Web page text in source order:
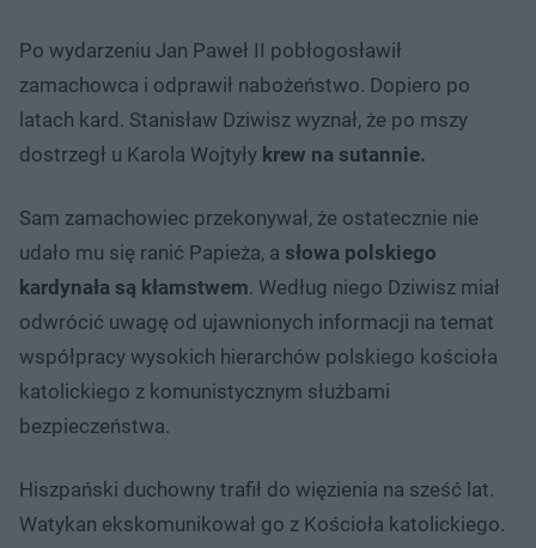
Po wydarzeniu Jan Paweł II pobłogosławił
zamachowca i odprawił nabożeństwo. Dopiero po
latach kard. Stanisław Dziwisz wyznał, że po mszy
dostrzegł u Karola Wojtyły krew na sutannie.
Sam zamachowiec przekonywał, że ostatecznie nie
udało mu się ranić Papieża, a słowa polskiego
kardynała są kłamstwem. Według niego Dziwisz miał
odwrócić uwagę od ujawnionych informacji na temat
współpracy wysokich hierarchów polskiego kościoła
katolickiego z komunistycznym służbami
bezpieczeństwa.
Hiszpański duchowny trafił do więzienia na sześć lat.
Watykan ekskomunikował go z Kościoła katolickiego.